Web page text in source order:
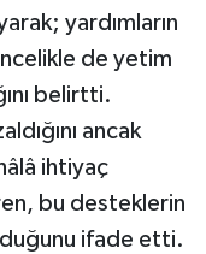
yardımların
de yetim
belirtti.
ancak
ihtiyaç
bu desteklerin
ifade etti.